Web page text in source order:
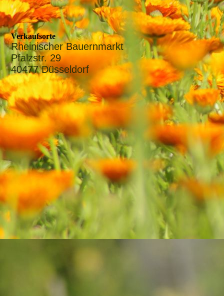
Verkaufsorte
Rheinischer Bauernmarkt
Pfalzstr. 29
40477 Düsseldorf